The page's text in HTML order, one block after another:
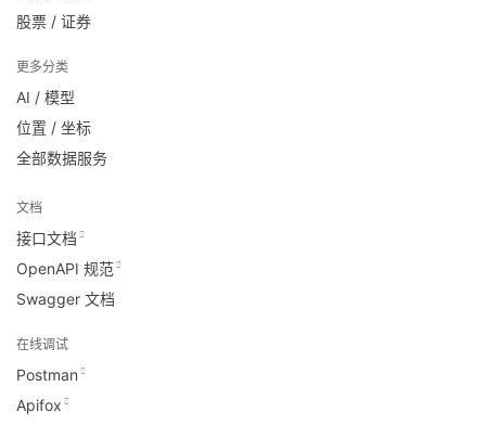
股票 / 证券
更多分类
AI / 模型
位置 / 坐标
全部数据服务
文档
接口文档
OpenAPI 规范
Swagger 文档
在线调试
Postman
Apifox